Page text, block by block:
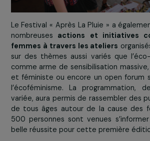
actions menées par les
femmes dans la protection de
lutte contre les changements
la Fondation a ainsi animé un
les visiteurs sur les enjeux de